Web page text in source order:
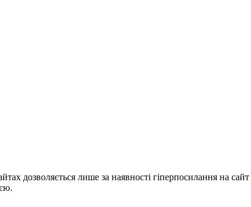
дозволяється лише за наявності гіперпосилання на сайт